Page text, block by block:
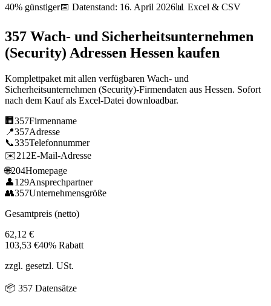
40% günstiger📅 Datenstand: 16. April 2026📊 Excel & CSV
357 Wach- und Sicherheitsunternehmen
(Security) Adressen Hessen kaufen
Komplettpaket mit allen verfügbaren Wach- und
Sicherheitsunternehmen (Security)-Firmendaten aus Hessen. Sofort
nach dem Kauf als Excel-Datei downloadbar.
🏢 357Firmenname
📍357Adresse
📞335Telefonnummer
✉️212E-Mail-Adresse
🌐204Homepage
👤129Ansprechpartner
👥357Unternehmensgröße
Gesamtpreis (netto)
62,12 €
103,53 €40% Rabatt
zzgl. gesetzl. USt.
📦 357 Datensätze